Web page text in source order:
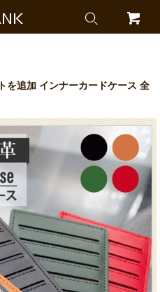
を追加 インナーカードケース 全